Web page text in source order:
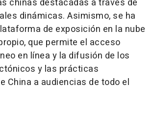
chinas destacadas a través de
dinámicas. Asimismo, se ha
de exposición en la nube
que permite el acceso
en línea y la difusión de los
y las prácticas
China a audiencias de todo el